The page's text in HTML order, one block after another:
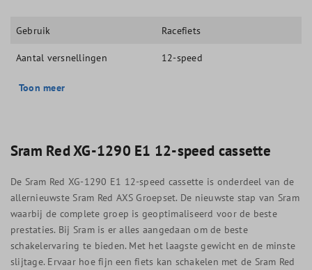
Gebruik Racefiets
Aantal versnellingen 12-speed
Toon meer
Sram Red XG-1290 E1 12-speed cassette
De Sram Red XG-1290 E1 12-speed cassette is onderdeel van de
allernieuwste Sram Red AXS Groepset. De nieuwste stap van Sram
waarbij de complete groep is geoptimaliseerd voor de beste
prestaties. Bij Sram is er alles aangedaan om de beste
schakelervaring te bieden. Met het laagste gewicht en de minste
slijtage. Ervaar hoe fijn een fiets kan schakelen met de Sram Red